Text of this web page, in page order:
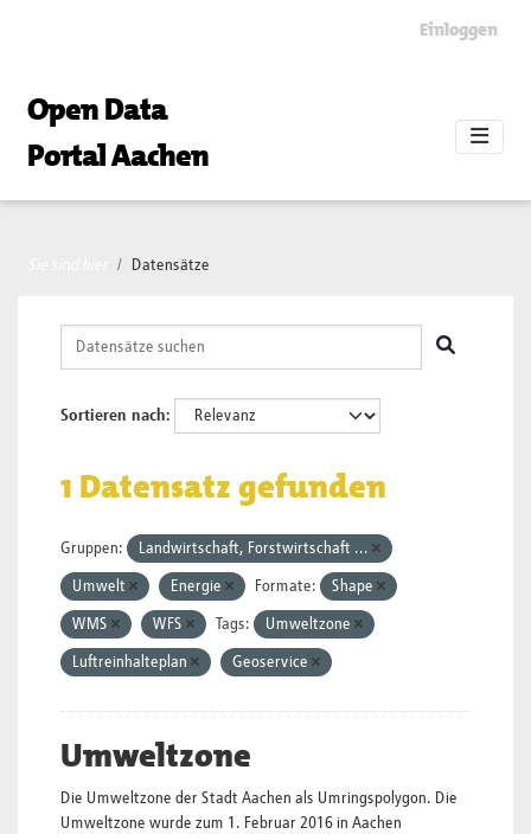
Einloggen
Open Data
Portal Aachen
Datensätze
Sortieren nach
1 Datensatz gefunden
Gruppen: Landwirtschaft, Forstwirtschaft ...
Umwelt Energie Formate: Shape
WMS WFS Tags: Umweltzone
Luftreinhalteplan Geoservice
Umweltzone
Die Umweltzone der Stadt Aachen als Umringspolygon. Die
Umweltzone wurde zum 1. Februar 2016 in Aachen